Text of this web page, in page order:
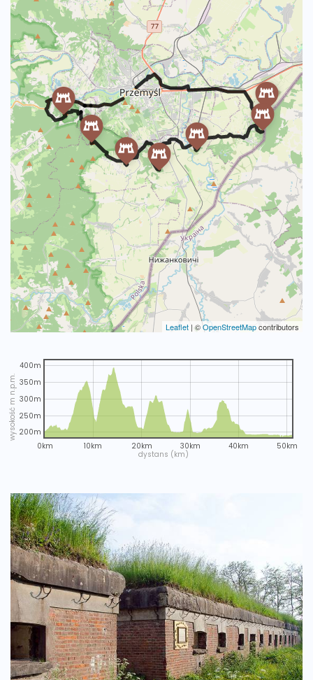
Leaflet | ©OpenStreetMapcontributors
dystans (km)
wysokość m n.p.m.
0km 10km 20km 30km 40km 50km
200m
250m
300m
350m
400m